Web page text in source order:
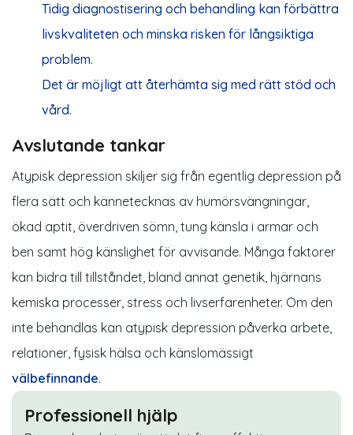
Tidig diagnostisering och behandling kan förbättra
livskvaliteten och minska risken för långsiktiga
problem.
Det är möjligt att återhämta sig med rätt stöd och
vård.
Avslutande tankar
Atypisk depression skiljer sig från egentlig depression på
flera sätt och kännetecknas av humörsvängningar,
ökad aptit, överdriven sömn, tung känsla i armar och
ben samt hög känslighet för avvisande. Många faktorer
kan bidra till tillståndet, bland annat genetik, hjärnans
kemiska processer, stress och livserfarenheter. Om den
inte behandlas kan atypisk depression påverka arbete,
relationer, fysisk hälsa och känslomässigt
välbefinnande.
Professionell hjälp